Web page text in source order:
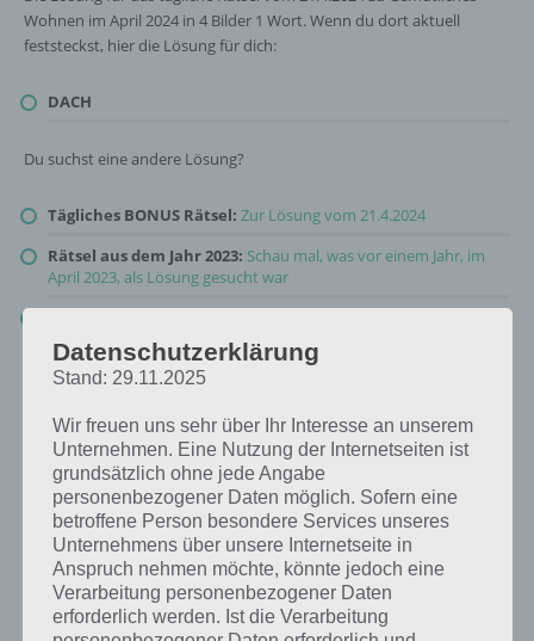
Wohnen im April 2024 in 4 Bilder 1 Wort. Wenn du dort aktuell
feststeckst, hier die Lösung für dich:
DACH
Du suchst eine andere Lösung?
Tägliches BONUS Rätsel: Zur Lösung vom 21.4.2024
Rätsel aus dem Jahr 2023: Schau mal, was vor einem Jahr, im
April 2023, als Lösung gesucht war
Wohnen im April 2024
Datenschutzerklärung
Stand: 29.11.2025
Wir freuen uns sehr über Ihr Interesse an unserem
Unternehmen. Eine Nutzung der Internetseiten ist
grundsätzlich ohne jede Angabe
personenbezogener Daten möglich. Sofern eine
betroffene Person besondere Services unseres
Unternehmens über unsere Internetseite in
Anspruch nehmen möchte, könnte jedoch eine
Verarbeitung personenbezogener Daten
erforderlich werden. Ist die Verarbeitung